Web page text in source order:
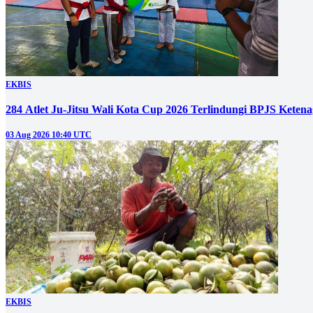
EKBIS
284 Atlet Ju-Jitsu Wali Kota Cup 2026 Terlindungi BPJS
03 Aug 2026 10:40 UTC
EKBIS